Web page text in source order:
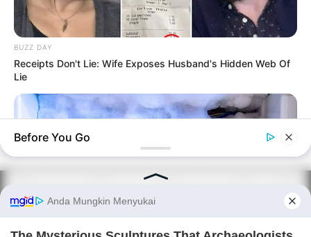
DISCLAIMER
BUZZ DAY
Receipts Don't Lie: Wife Exposes Husband's Hidden Web Of
Lie
Before You Go